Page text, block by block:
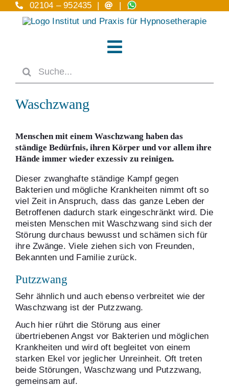
Zum
springen
02104 – 952435 | |
Toggle
Home
Hypnosetherapie
Anwendungsgebiete A – Z
Das Institut
Ausbildung
Kontakt
Suche
nach:
Waschzwang
Menschen mit einem Waschzwang haben das
ständige Bedürfnis, ihren Körper und vor allem ihre
Hände immer wieder exzessiv zu reinigen.
Dieser zwanghafte ständige Kampf gegen
Bakterien und mögliche Krankheiten nimmt oft so
viel Zeit in Anspruch, dass das ganze Leben der
Betroffenen dadurch stark eingeschränkt wird. Die
meisten Menschen mit Waschzwang sind sich der
Störung durchaus bewusst und schämen sich für
ihre Zwänge. Viele ziehen sich von Freunden,
Bekannten und Familie zurück.
Putzzwang
Sehr ähnlich und auch ebenso verbreitet wie der
Waschzwang ist der Putzzwang.
Auch hier rührt die Störung aus einer
übertriebenen Angst vor Bakterien und möglichen
Krankheiten und wird oft begleitet von einem
starken Ekel vor jeglicher Unreinheit. Oft treten
beide Störungen, Waschzwang und Putzzwang,
gemeinsam auf.